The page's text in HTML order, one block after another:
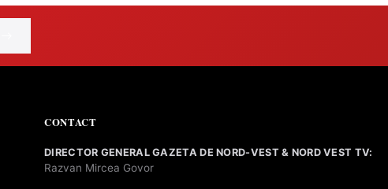
CONTACT
DIRECTOR GENERAL GAZETA DE NORD-VEST & NORD VEST TV:
Razvan Mircea Govor